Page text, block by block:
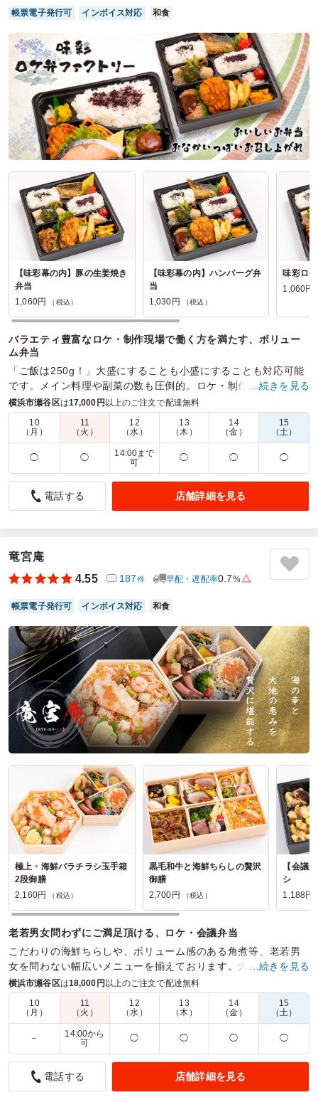
りましたが配送手数料が無料になる金額が高く設定されてお
困っていたのでそういった意味でも大変助かりました！
ご利用シーン：ロケ・撮影›
番組制作
参加者の年齢：
30代～40代男女比：男女混合
神奈川県横浜市鶴見区大黒ふ頭
2026/07/20
ワンベントウの口コミをもっと見る
帳票電子発行可 インボイス対応 和食
【味彩幕の内】豚の生姜焼き
弁当
1,060円
（税込）
【味彩幕の内】ハンバーグ弁
当
1,030円
（税込）
味彩ロ
1,060円
バラエティ豊富なロケ・制作現場で働く方を満たす、ボリュー
ム弁当
「ご飯は250g！」大盛にすることも小盛にすることも対応可能
です。メイン料理や副菜の数も圧倒的。ロケ・制作現場でのお
食事として喜んでいただけるようお弁当を作っています。
商品数： 締切日時： 1日前12:00 価格帯：
720円～1,390円
配達時間：
10:30～19:00
唐揚げが大きくすばらしい
5.0
はジューシーな絶妙な揚げ加減で、噛むたびに旨味が広がる
りながらもしつこくない味付けが魅力的。付け合わせの副菜
とのバランスも良く、ご飯との相性も抜群。食べるたびに満
をそそる盛り付けで、最後の一口まで楽しめる、心もお腹も
ご利用シーン：ロケ・撮影
スタジオ撮影
参加者の年齢：20代～30代男女比：男性多め
神奈川県横浜市瀬谷区卸本町2025/02/20
味彩ロケ弁ファクトリーの口コミをもっと見る
…続きを見る
横浜市瀬谷区は17,000円以上のご注文で配達無料
10
（月）
11
（火）
12
（水）
13
（木）
14
（金）
15
（土）
◯ ◯
14:00まで
可
◯ ◯ ◯
電話する 店舗詳細を見る
竜宮庵
4.55
187件 早配・遅配率0.7%
帳票電子発行可 インボイス対応 和食
極上・海鮮バラチラシ玉手箱
2段御膳
2,160円
（税込）
黒毛和牛と海鮮ちらしの贅沢
御膳
2,700円
（税込）
【会議
シ
1,188円
老若男女問わずにご満足頂ける、ロケ・会議弁当
こだわりの海鮮ちらしや、ボリューム感のある角煮等、老若男
女を問わない幅広いメニューを揃えております。大事な場や会
議・ロケでもお使いいただけるお弁当となっております。
商品数： 締切日時： 1日前18:00 価格帯：
850円～2,700円
配達時間：
9:30～19:00
二重箱がコンパクトで良かった
5.0 第一三共株式会社
彩も良く、二重箱でコンパクトの割にはボリュームもあり、
…続きを見る
横浜市瀬谷区は18,000円以上のご注文で配達無料
10
（月）
11
（火）
12
（水）
13
（木）
14
（金）
15
（土）
－
14:00から
可
◯ ◯ ◯ ◯
電話する 店舗詳細を見る